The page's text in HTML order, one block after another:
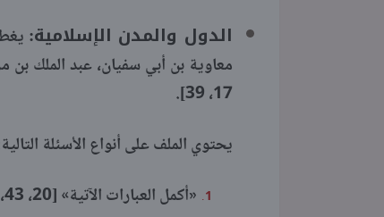
الدول والمدن الإسلامية:
17، 39].
يحتوي الملف على أنواع الأسئلة
«أكمل العبارات الآتية» [20، 43، 50].